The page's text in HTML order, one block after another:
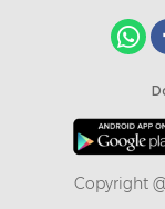
Copyright